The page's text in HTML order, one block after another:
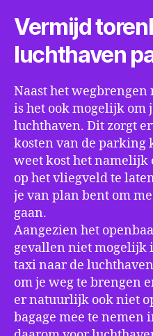
Vermijd
luchthaven
Naast het
is het ook mogelijk om
luchthaven. Dit zorgt
kosten van de parking
weet kost het namelijk
op het vliegveld te
je van plan bent om
gaan.
Aangezien het
gevallen niet mogelijk
taxi naar de
om je weg te brengen
er natuurlijk ook niet
bagage mee te nemen